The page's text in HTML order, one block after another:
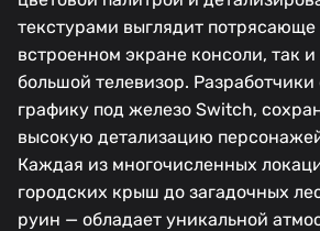
текстурами выглядит потрясающе
встроенном экране консоли, так
большой телевизор.
графику под железо Switch,
высокую детализацию
Каждая из многочисленных
городских крыш до загадочных
руин — обладает уникальной